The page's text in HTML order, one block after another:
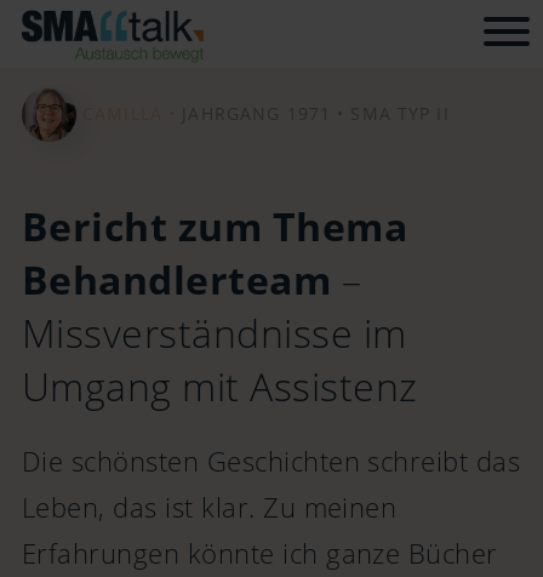
Bericht zum Thema
Behandlerteam –
Missverständnisse im
Umgang mit Assistenz
Die schönsten Geschichten schreibt das
Leben, das ist klar. Zu meinen
Erfahrungen könnte ich ganze Bücher